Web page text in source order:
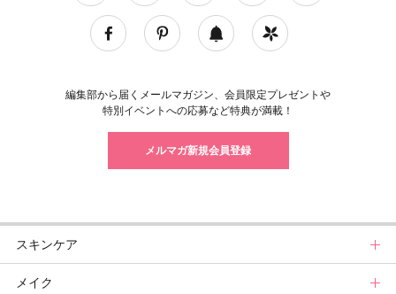
編集部から届くメールマガジン、会員限定プレゼントや
特別イベントへの応募など特典が満載！
メルマガ新規会員登録
スキンケア
スキンケアトップ
メイク